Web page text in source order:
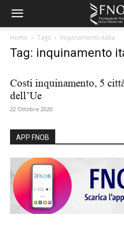
Home Tags Inquinamento italia
Tag: inquinamento
Costi inquinamento, 5
dell’Ue
22 Ottobre 2020
APP FNOB